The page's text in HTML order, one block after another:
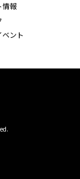
情報
ント